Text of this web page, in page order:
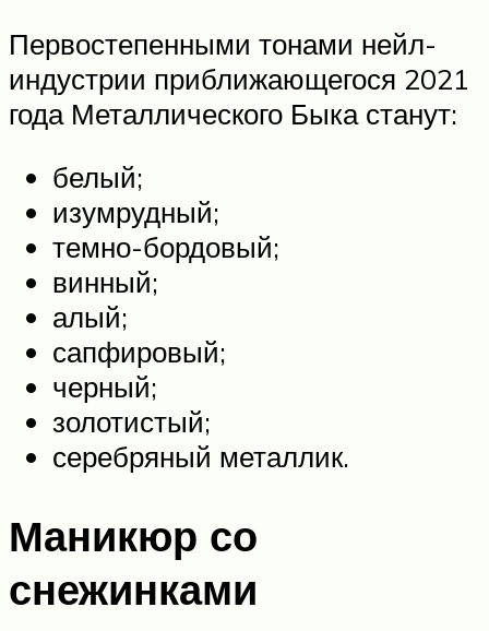
Первостепенными тонами нейл-
индустрии приближающегося 2021
года Металлического Быка станут:
белый;
изумрудный;
темно-бордовый;
винный;
алый;
сапфировый;
черный;
золотистый;
серебряный металлик.
Маникюр со
снежинками